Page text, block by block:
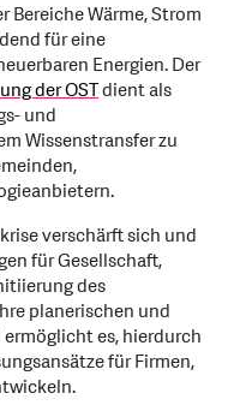
Wärme, Strom
für eine
Energien. Der
der OSTdient als
und
Wissenstransfer zu
verschärft sich und
für Gesellschaft,
des
planerischen und
es, hierdurch
für Firmen,